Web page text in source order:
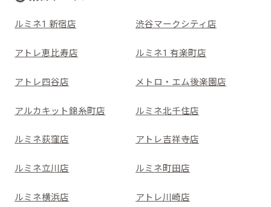
ルミネ1 新宿店 渋谷マークシティ店
アトレ恵比寿店 ルミネ1 有楽町店
アトレ四谷店 メトロ・エム後楽園店
アルカキット錦糸町店 ルミネ北千住店
ルミネ荻窪店 アトレ吉祥寺店
ルミネ立川店 ルミネ町田店
ルミネ横浜店 アトレ川崎店